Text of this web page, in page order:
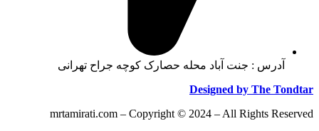
آدرس : جنت آباد محله حصارک کوچه جراح تهرانی
Designed by The Tondtar
mrtamirati.com – Copyright © 2024 – All Rights Reserved